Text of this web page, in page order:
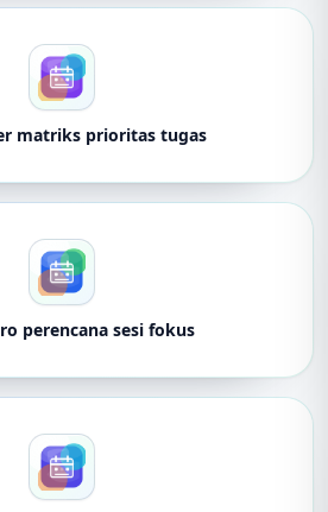
matriks prioritas tugas
perencana sesi fokus